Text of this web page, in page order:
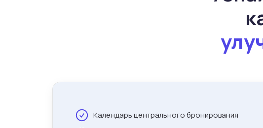
Календарь центрального бронирования